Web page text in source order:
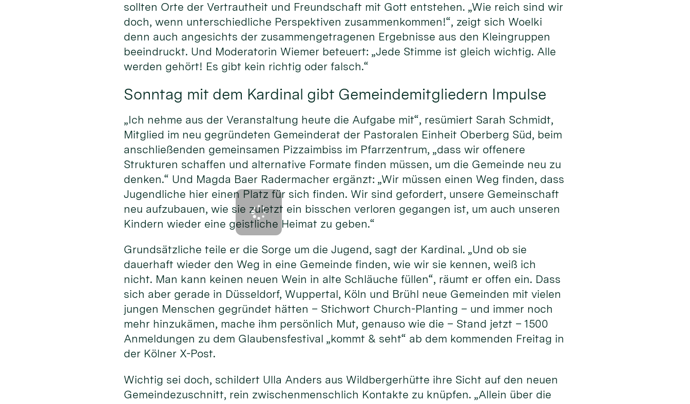
sollten Orte der Vertrautheit und Freundschaft mit Gott entstehen. „Wie reich sind wir
doch, wenn unterschiedliche Perspektiven zusammenkommen!“, zeigt sich Woelki
denn auch angesichts der zusammengetragenen Ergebnisse aus den Kleingruppen
beeindruckt. Und Moderatorin Wiemer beteuert: „Jede Stimme ist gleich wichtig. Alle
werden gehört! Es gibt kein richtig oder falsch.“
Sonntag mit dem Kardinal gibt Gemeindemitgliedern Impulse
„Ich nehme aus der Veranstaltung heute die Aufgabe mit“, resümiert Sarah Schmidt,
Mitglied im neu gegründeten Gemeinderat der Pastoralen Einheit Oberberg Süd, beim
anschließenden gemeinsamen Pizzaimbiss im Pfarrzentrum, „dass wir offenere
Strukturen schaffen und alternative Formate finden müssen, um die Gemeinde neu zu
denken.“ Und Magda Baer Radermacher ergänzt: „Wir müssen einen Weg finden, dass
Jugendliche hier einen Platz für sich finden. Wir sind gefordert, unsere Gemeinschaft
neu aufzubauen, wie sie zuletzt ein bisschen verloren gegangen ist, um auch unseren
Kindern wieder eine geistliche Heimat zu geben.“
Grundsätzliche teile er die Sorge um die Jugend, sagt der Kardinal. „Und ob sie
dauerhaft wieder den Weg in eine Gemeinde finden, wie wir sie kennen, weiß ich
nicht. Man kann keinen neuen Wein in alte Schläuche füllen“, räumt er offen ein. Dass
sich aber gerade in Düsseldorf, Wuppertal, Köln und Brühl neue Gemeinden mit vielen
jungen Menschen gegründet hätten – Stichwort Church-Planting – und immer noch
mehr hinzukämen, mache ihm persönlich Mut, genauso wie die – Stand jetzt – 1500
Anmeldungen zu dem Glaubensfestival „kommt & seht“ ab dem kommenden Freitag in
der Kölner X-Post.
Wichtig sei doch, schildert Ulla Anders aus Wildbergerhütte ihre Sicht auf den neuen
Gemeindezuschnitt, rein zwischenmenschlich Kontakte zu knüpfen. „Allein über die